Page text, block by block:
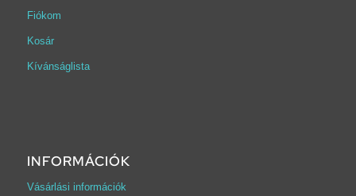
Fiókom
Kosár
Kívánságlista
INFORMÁCIÓK
Vásárlási információk